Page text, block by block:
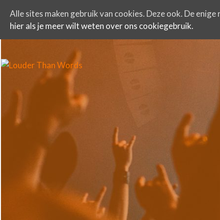
Alle sites maken gebruik van cookies. Deze ook. De
hier als je meer wilt weten over ons cookiegebruik.